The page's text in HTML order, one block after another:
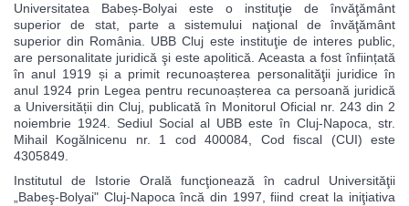
Universitatea Babeș-Bolyai este o instituţie de învăţământ
superior de stat, parte a sistemului naţional de învăţământ
superior din România. UBB Cluj este instituţie de interes public,
are personalitate juridică şi este apolitică. Aceasta a fost înființată
în anul 1919 și a primit recunoașterea personalităţii juridice în
anul 1924 prin Legea pentru recunoașterea ca persoană juridică
a Universității din Cluj, publicată în Monitorul Oficial nr. 243 din 2
noiembrie 1924. Sediul Social al UBB este în Cluj-Napoca, str.
Mihail Kogălnicenu nr. 1 cod 400084, Cod fiscal (CUI) este
4305849.
Institutul de Istorie Orală funcţionează în cadrul Universităţii
„Babeş-Bolyai" Cluj-Napoca încă din 1997, fiind creat la iniţiativa